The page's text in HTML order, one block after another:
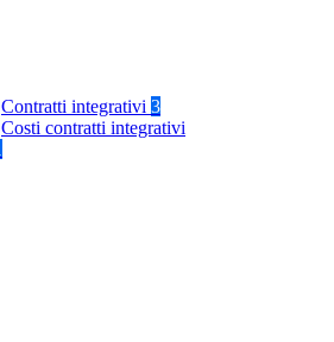
Contratti integrativi 3
Costi contratti integrativi